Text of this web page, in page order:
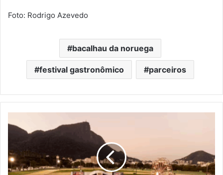
Foto: Rodrigo Azevedo
bacalhau da noruega
festival gastronômico parceiros
apoia
uma
edição
do